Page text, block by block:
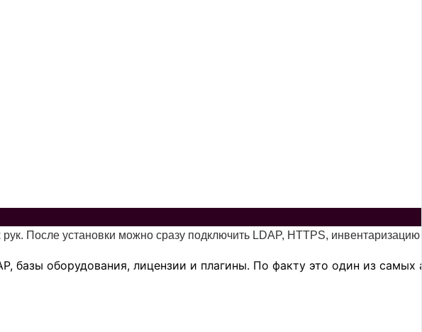
После установки можно сразу подключить LDAP, HTTPS, инвентаризацию
базы оборудования, лицензии и плагины. По факту это один из